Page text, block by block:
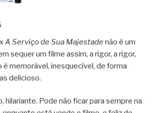
of 5.0 stars
A Serviço de Sua Majestade não é um
sequer um filme assim, a rigor, a rigor,
é memorável, inesquecível, de forma
delicioso.
hilariante. Pode não ficar para sempre na